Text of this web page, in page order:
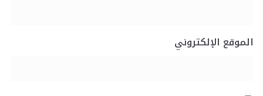
الموقع الإلكتروني